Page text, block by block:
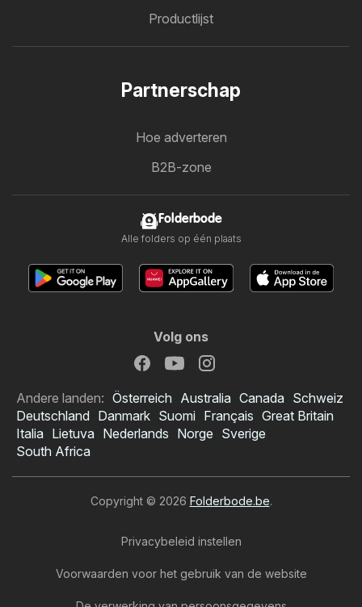
Productlijst
Partnerschap
Hoe adverteren
B2B-zone
Folderbode
Alle folders op één plaats
Volg ons
Andere landen: Österreich Australia Canada Schweiz
Deutschland Danmark Suomi Français Great Britain
Italia Lietuva Nederlands Norge Sverige
South Africa
Copyright © 2026 Folderbode.be.
Privacybeleid instellen
Voorwaarden voor het gebruik van de website